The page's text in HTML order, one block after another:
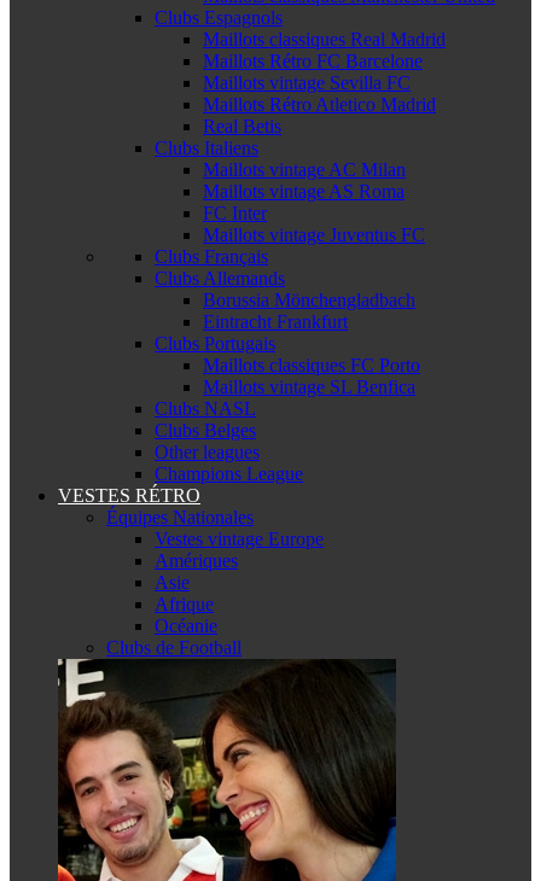
Clubs Espagnols
Maillots classiques Real Madrid
Maillots Rétro FC Barcelone
Maillots vintage Sevilla FC
Maillots Rétro Atletico Madrid
Real Betis
Clubs Italiens
Maillots vintage AC Milan
Maillots vintage AS Roma
FC Inter
Maillots vintage Juventus FC
Clubs Français
Clubs Allemands
Borussia Mönchengladbach
Eintracht Frankfurt
Clubs Portugais
Maillots classiques FC Porto
Maillots vintage SL Benfica
Clubs NASL
Clubs Belges
Other leagues
Champions League
VESTES RÉTRO
Équipes Nationales
Vestes vintage Europe
Amériques
Asie
Afrique
Océanie
Clubs de Football